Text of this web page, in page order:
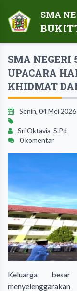
SMA
SMA NEGERI
UPACARA
KHIDMAT
Senin, 04 Mei 2026
Sri Oktavia, S.Pd
0 komentar
Keluarga